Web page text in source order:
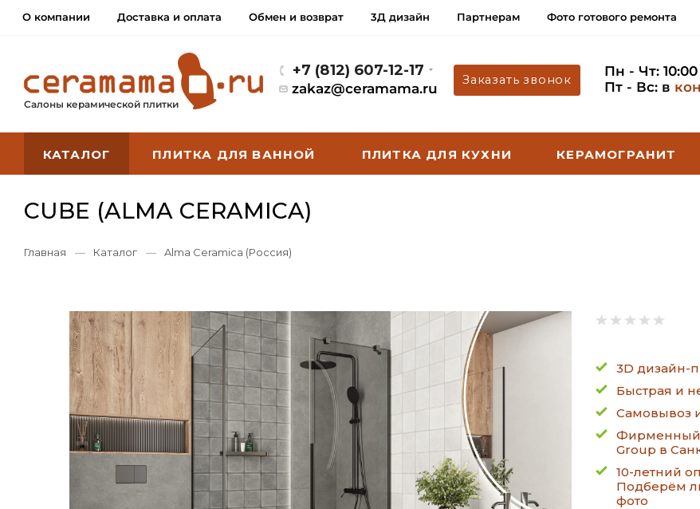
О компании Доставка и оплата Обмен и возврат 3Д дизайн Партнерам Фото готового ремонта
Салоны керамической плитки
+7 (812) 607-12-17
zakaz@ceramama.ru
Заказать звонок
Пн - Чт:
Пт - Вс: в
КАТАЛОГ ПЛИТКА ДЛЯ ВАННОЙ ПЛИТКА ДЛЯ КУХНИ КЕРАМОГРАНИТ
CUBE (ALMA CERAMICA)
Главная — Каталог — Alma Ceramica (Россия)
3D дизайн-
Быстрая и
Самовывоз
Фирменный
Group в
10-летний
Подберём
фото